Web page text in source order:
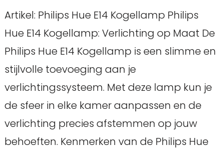
Artikel: Philips Hue E14 Kogellamp Philips
Hue E14 Kogellamp: Verlichting op Maat De
Philips Hue E14 Kogellamp is een slimme en
stijlvolle toevoeging aan je
verlichtingssysteem. Met deze lamp kun je
de sfeer in elke kamer aanpassen en de
verlichting precies afstemmen op jouw
behoeften. Kenmerken van de Philips Hue